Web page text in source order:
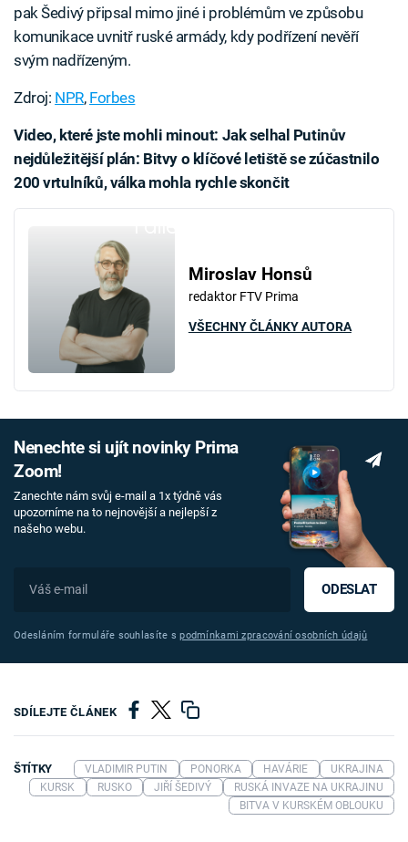
pak Šedivý připsal mimo jiné i problémům ve způsobu
komunikace uvnitř ruské armády, kdy podřízení nevěří
svým nadřízeným.
Zdroj: NPR, Forbes
Video, které jste mohli minout: Jak selhal Putinův
nejdůležitější plán: Bitvy o klíčové letiště se zúčastnilo
200 vrtulníků, válka mohla rychle skončit
Miroslav Honsů
redaktor FTV Prima
VŠECHNY ČLÁNKY AUTORA
Nenechte si ujít novinky Prima
Zoom!
Zanechte nám svůj e-mail a 1x týdně vás
upozorníme na to nejnovější a nejlepší z
našeho webu.
ODESLAT
Odesláním formuláře souhlasíte spodmínkami zpracování osobních údajů
SDÍLEJTE ČLÁNEK
ŠTÍTKY VLADIMIR PUTIN PONORKA HAVÁRIE
UKRAJINA
KURSK
RUSKO JIŘÍ ŠEDIVÝ
RUSKÁ INVAZE NA UKRAJINU
BITVA V KURSKÉM OBLOUKU